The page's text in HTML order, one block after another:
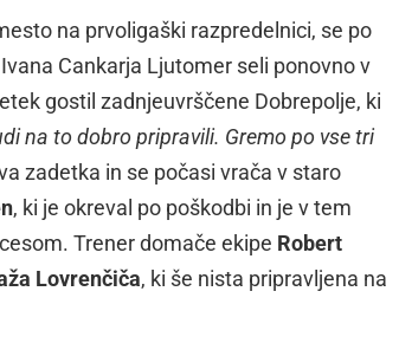
na prvoligaški razpredelnici, se po
Cankarja Ljutomer seli ponovno v
gostil zadnjeuvrščene Dobrepolje, ki
na to dobro pripravili. Gremo po vse tri
zadetka in se počasi vrača v staro
, ki je okreval po poškodbi in je v tem
Trener domače ekipe Robert
Lovrenčiča, ki še nista pripravljena na